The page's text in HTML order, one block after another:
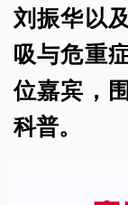
刘振华以
吸与危重
位嘉宾，
科普。